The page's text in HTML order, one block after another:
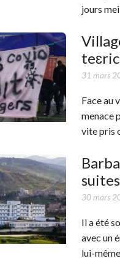
jours
31 mars
Face au
menace
vite pris
30 mars
Il a été
avec un
lui-